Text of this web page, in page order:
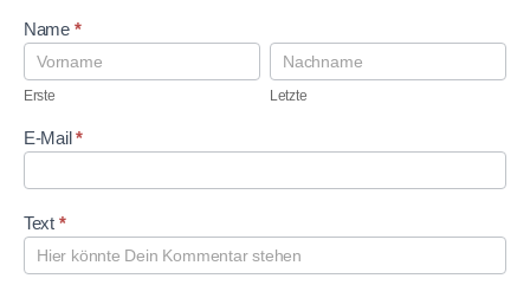
K
o
m
n
t
Name *
E
r
s
e
Erste
L
e
t
e
Letzte
E-Mail*
Text *